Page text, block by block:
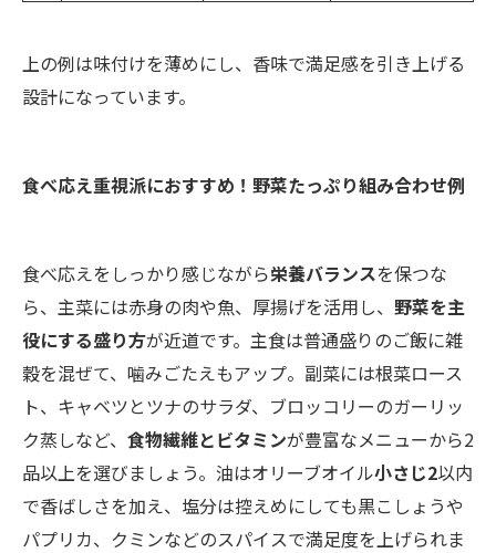
上の例は味付けを薄めにし、香味で満足感を引き上げる
設計になっています。
食べ応え重視派におすすめ！野菜たっぷり組み合わせ例
食べ応えをしっかり感じながら栄養バランスを保つな
ら、主菜には赤身の肉や魚、厚揚げを活用し、 野菜を主
役にする盛り方が近道です。主食は普通盛りのご飯に雑
穀を混ぜて、噛みごたえもアップ。副菜には根菜ロース
ト、キャベツとツナのサラダ、ブロッコリーのガーリッ
ク蒸しなど、 食物繊維とビタミンが豊富なメニューから2
品以上を選びましょう。油はオリーブオイル小さじ2以内
で香ばしさを加え、塩分は控えめにしても黒こしょうや
パプリカ、クミンなどのスパイスで満足度を上げられま